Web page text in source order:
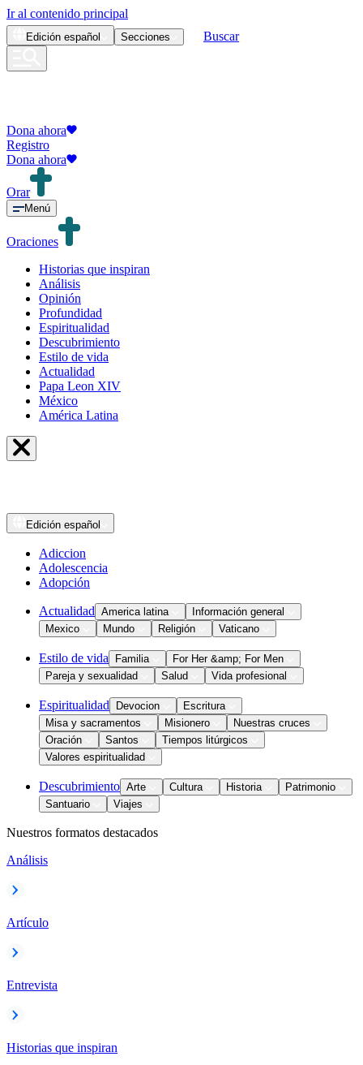
Ir al contenido principal
Edición español Secciones Buscar
Dona ahora
Registro
Dona ahora
Orar
Menú
Oraciones
Historias que inspiran
Análisis
Opinión
Profundidad
Espiritualidad
Descubrimiento
Estilo de vida
Actualidad
Papa Leon XIV
México
América Latina
Edición español
Adiccion
Adolescencia
Adopción
Actualidad America latina
Información general
Mexico
Mundo Religión Vaticano
Estilo de vida Familia
For Her &amp; For Men
Pareja y sexualidad
Salud Vida profesional
Espiritualidad Devocion
Escritura
Misa y sacramentos
Misionero
Nuestras cruces
Oración
Santos
Tiempos litúrgicos
Valores espiritualidad
Descubrimiento Arte Cultura Historia
Patrimonio
Santuario
Viajes
Nuestros formatos destacados
Análisis
Artículo
Entrevista
Historias que inspiran